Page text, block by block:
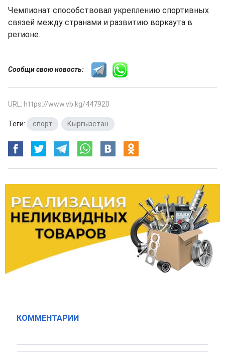
Чемпионат способствовал укреплению спортивных
связей между странами и развитию воркаута в
регионе.
Сообщи свою новость:
URL: https://www.vb.kg/447920
Теги: спорт Кыргызстан
КОММЕНТАРИИ